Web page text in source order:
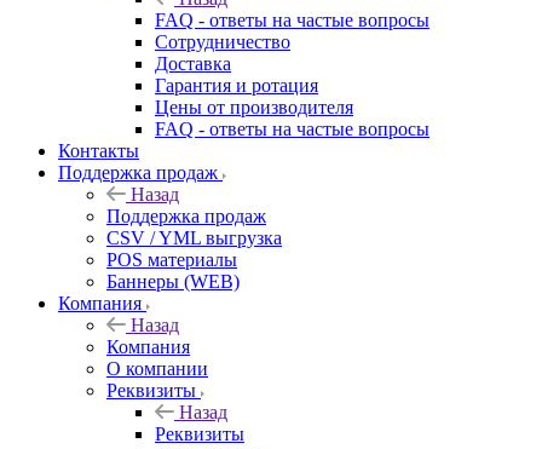
FAQ - ответы на частые вопросы
Сотрудничество
Доставка
Гарантия и ротация
Цены от производителя
FAQ - ответы на частые вопросы
Контакты
Поддержка продаж
Назад
Поддержка продаж
CSV / YML выгрузка
POS материалы
Баннеры (WEB)
Компания
Назад
Компания
О компании
Реквизиты
Назад
Реквизиты